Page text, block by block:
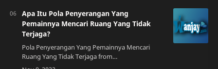
Apa Itu Pola Penyerangan Yang
Pemainnya Mencari Ruang Yang Tidak
Terjaga?
Pola Penyerangan Yang Pemainnya Mencari
Ruang Yang Tidak Terjaga from
belajarsemua.github.ioKetika kita berbicara